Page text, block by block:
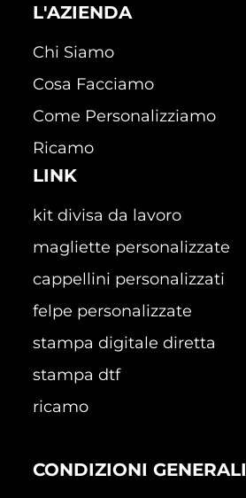
L'AZIENDA
Chi Siamo
Cosa Facciamo
Come Personalizziamo
Ricamo
LINK
kit divisa da lavoro
magliette personalizzate
cappellini personalizzati
felpe personalizzate
stampa digitale diretta
stampa dtf
ricamo
CONDIZIONI GENERALI